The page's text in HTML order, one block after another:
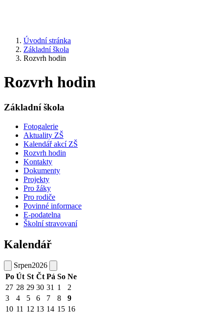
Úvodní stránka
Základní škola
Rozvrh hodin
Rozvrh hodin
Základní škola
Fotogalerie
Aktuality ZŠ
Kalendář akcí ZŠ
Rozvrh hodin
Kontakty
Dokumenty
Projekty
Pro žáky
Pro rodiče
Povinné informace
E-podatelna
Školní stravovaní
Kalendář
Srpen2026
Po Út St Čt Pá So Ne
27 28 29 30 31 1
2
3
4 5 6 7 8
9
10 11 12 13 14 15 16